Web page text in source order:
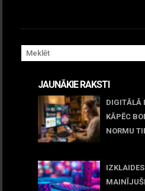
JAUNĀKIE RAKSTI
DIGITĀLĀ
KĀPĒC
NORMU